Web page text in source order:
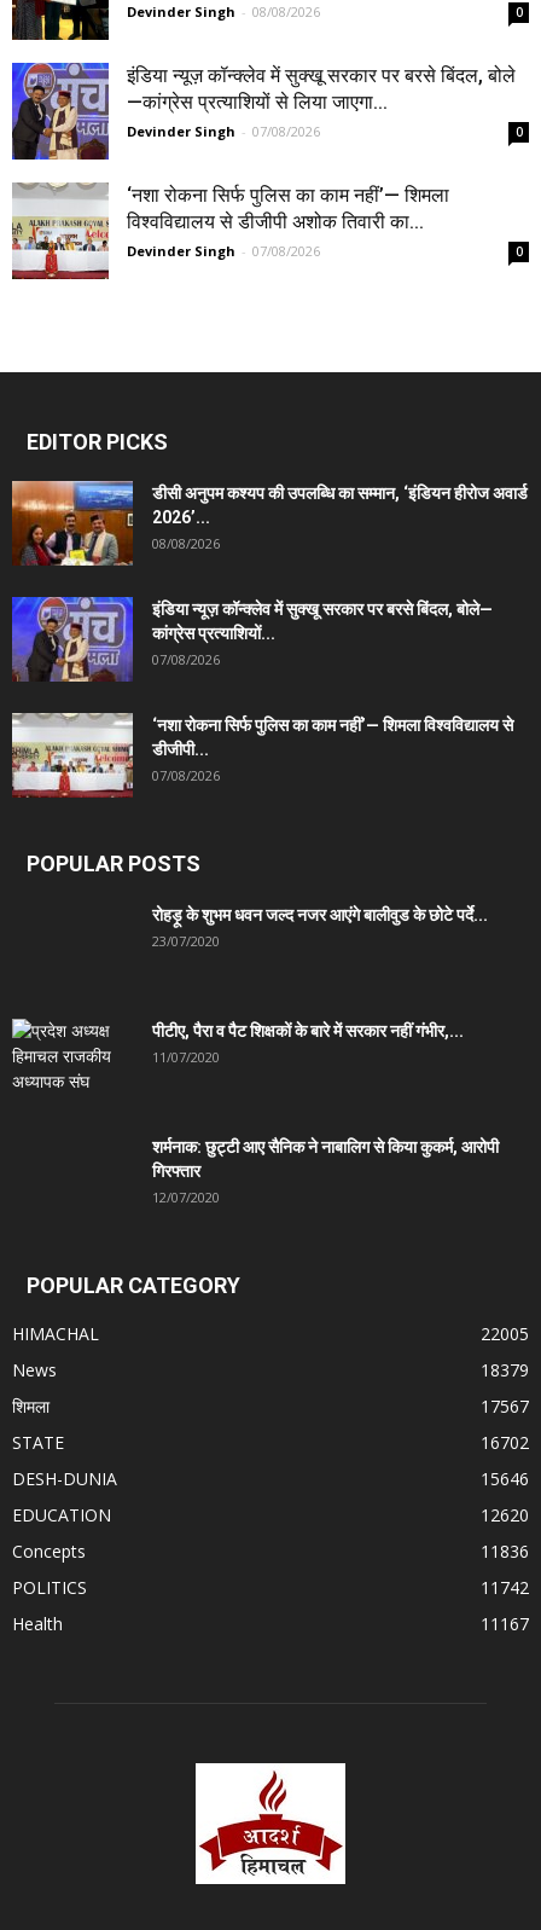
Devinder Singh - 08/08/2026 0
इंडिया न्यूज़ कॉन्क्लेव में सुक्खू सरकार पर बरसे बिंदल, बोले
—कांग्रेस प्रत्याशियों से लिया जाएगा...
Devinder Singh - 07/08/2026 0
‘नशा रोकना सिर्फ पुलिस का काम नहीं’— शिमला
विश्वविद्यालय से डीजीपी अशोक तिवारी का...
Devinder Singh - 07/08/2026 0
EDITOR PICKS
डीसी अनुपम कश्यप की उपलब्धि का सम्मान, ‘इंडियन हीरोज अवार्ड
2026’...
08/08/2026
इंडिया न्यूज़ कॉन्क्लेव में सुक्खू सरकार पर बरसे बिंदल, बोले—
कांग्रेस प्रत्याशियों...
07/08/2026
‘नशा रोकना सिर्फ पुलिस का काम नहीं’— शिमला विश्वविद्यालय से
डीजीपी...
07/08/2026
POPULAR POSTS
रोहड़ू के शुभम धवन जल्द नजर आएंगे बालीवुड के छोटे पर्दे...
23/07/2020
पीटीए, पैरा व पैट शिक्षकों के बारे में सरकार नहीं गंभीर,...
11/07/2020
शर्मनाक: छुट्टी आए सैनिक ने नाबालिग से किया कुकर्म, आरोपी
गिरफ्तार
12/07/2020
POPULAR CATEGORY
HIMACHAL
22005
News
18379
शिमला
17567
STATE
16702
DESH-DUNIA
15646
EDUCATION
12620
Concepts
11836
POLITICS
11742
Health
11167